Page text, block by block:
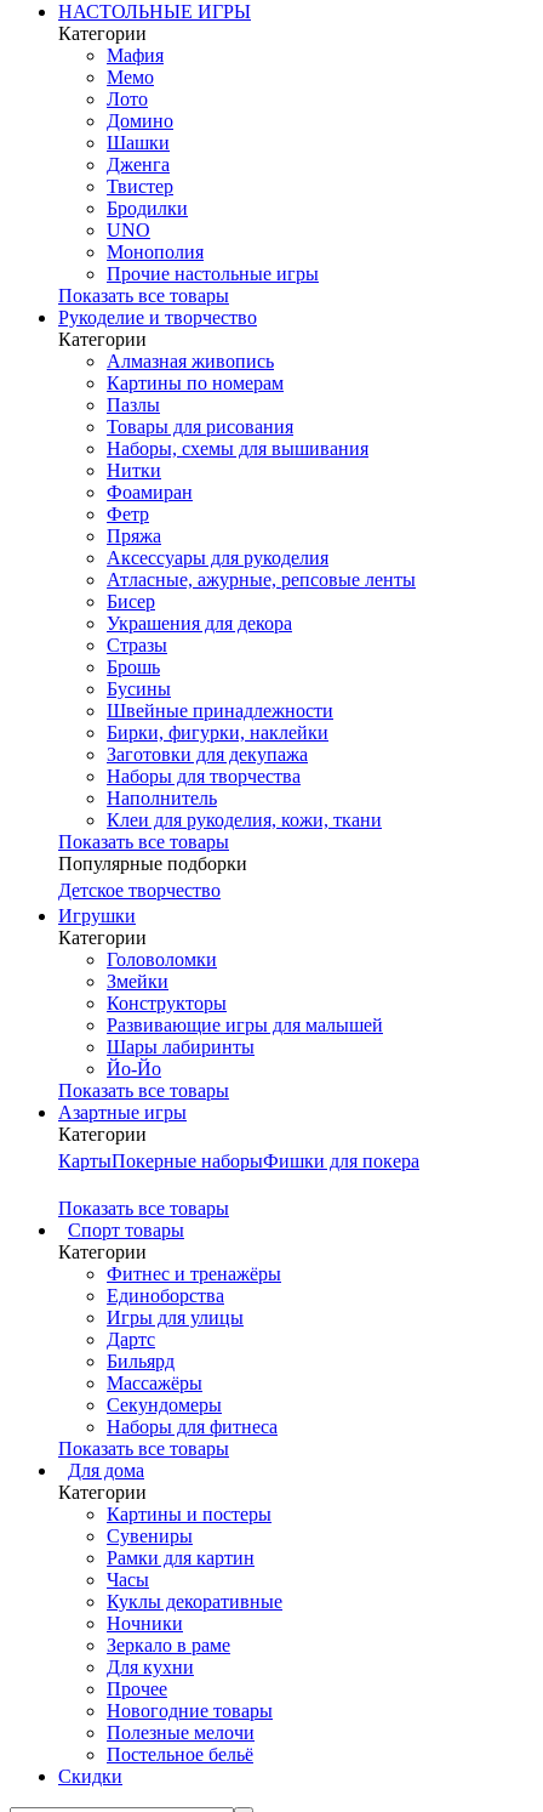
НАСТОЛЬНЫЕ ИГРЫ
Категории
Мафия
Мемо
Лото
Домино
Шашки
Дженга
Твистер
Бродилки
UNO
Монополия
Прочие настольные игры
Показать все товары
Рукоделие и творчество
Категории
Алмазная живопись
Картины по номерам
Пазлы
Товары для рисования
Наборы, схемы для вышивания
Нитки
Фоамиран
Фетр
Пряжа
Аксессуары для рукоделия
Атласные, ажурные, репсовые ленты
Бисер
Украшения для декора
Стразы
Брошь
Бусины
Швейные принадлежности
Бирки, фигурки, наклейки
Заготовки для декупажа
Наборы для творчества
Наполнитель
Клеи для рукоделия, кожи, ткани
Показать все товары
Популярные подборки
Детское творчество
Игрушки
Категории
Головоломки
Змейки
Конструкторы
Развивающие игры для малышей
Шары лабиринты
Йо-Йо
Показать все товары
Азартные игры
Категории
КартыПокерные наборыФишки для покера
Показать все товары
Cпорт товары
Категории
Фитнес и тренажёры
Единоборства
Игры для улицы
Дартс
Бильярд
Массажёры
Секундомеры
Наборы для фитнеса
Показать все товары
Для дома
Категории
Картины и постеры
Сувениры
Рамки для картин
Часы
Куклы декоративные
Ночники
Зеркало в раме
Для кухни
Прочее
Новогодние товары
Полезные мелочи
Постельное бельё
Скидки